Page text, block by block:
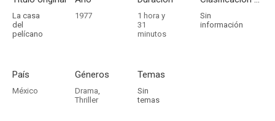
La casa
del
pelícano
1977
1 hora y
31
minutos
Sin
información
País
México
Géneros
Drama,
Thriller
Temas
Sin
temas